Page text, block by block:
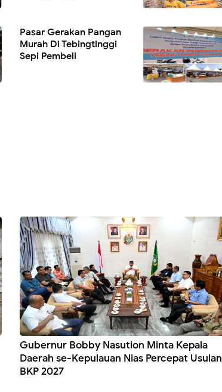
Pasar Gerakan Pangan
Murah Di Tebingtinggi
Sepi Pembeli
Gubernur Bobby Nasution Minta Kepala
Daerah se-Kepulauan Nias Percepat Usulan
BKP 2027